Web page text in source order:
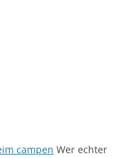
campen Wer echter